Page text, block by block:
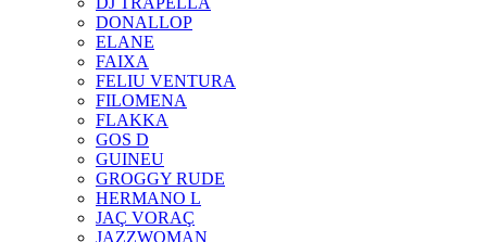
DONALLOP
ELANE
FAIXA
FELIU VENTURA
FILOMENA
FLAKKA
GOS D
GUINEU
GROGGY RUDE
HERMANO L
JAÇ VORAÇ
JAZZWOMAN